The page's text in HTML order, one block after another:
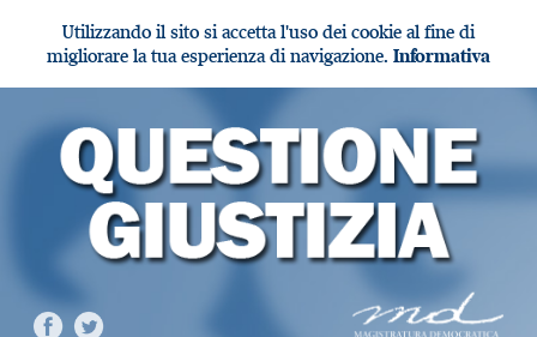
Utilizzando il sito si accetta l'uso dei cookie al fine di
migliorare la tua esperienza di navigazione. Informativa